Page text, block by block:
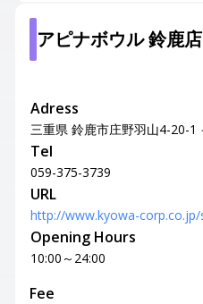
アピナボウル 鈴鹿店
Adress
三重県 鈴鹿市庄野羽山4-20-1
Tel
059-375-3739
URL
http://www.kyowa-corp.co.jp/
Opening Hours
10:00～24:00
Fee